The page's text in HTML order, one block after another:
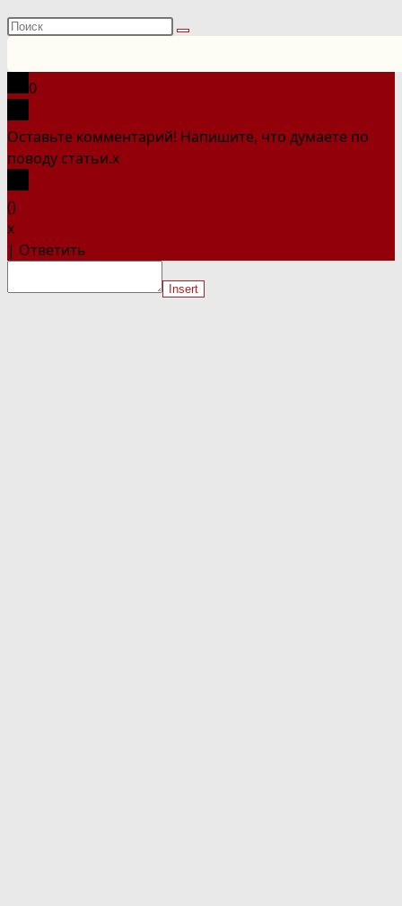
Поиск
сайте
0
Оставьте комментарий! Напишите, что думаете по
поводу статьи.x
()
x
| Ответить
Insert